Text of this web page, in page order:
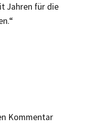
Jahren für die
Kommentar